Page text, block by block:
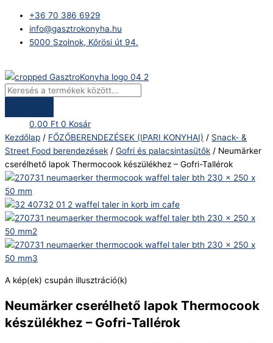
content
+36 70 386 6929
info@gasztrokonyha.hu
5000 Szolnok, Kőrösi út 94.
search
0,00 Ft 0 Kosár
Kezdőlap / FŐZŐBERENDEZÉSEK (IPARI KONYHAI) / Snack- &
Street Food berendezések / Gofri és palacsintasütők / Neumärker
cserélhető lapok Thermocook készülékhez – Gofri-Tallérok
A kép(ek) csupán illusztráció(k)
Neumärker cserélhető lapok Thermocook
készülékhez – Gofri-Tallérok
cserélhető
lapok
Thermocook
–
Gofri-
Tallérok